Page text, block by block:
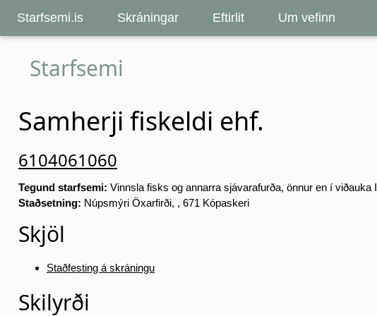
Starfsemi.is Skráningar Eftirlit Um vefinn
Starfsemi
Samherji fiskeldi ehf.
6104061060
Tegund starfsemi: Vinnsla fisks og annarra sjávarafurða, önnur en í viðauka I
Staðsetning: Núpsmýri Öxarfirði, , 671 Kópaskeri
Skjöl
Staðfesting á skráningu
Skilyrði